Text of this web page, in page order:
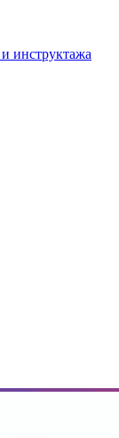
инструктажа